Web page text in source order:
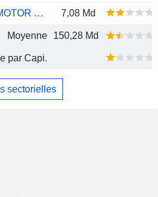
ZHEJIANG LEAPMOTOR TECHNOLOGY CO., LTD.
7,08 Md
Moyenne 150,28 Md
par Capi.
sectorielles